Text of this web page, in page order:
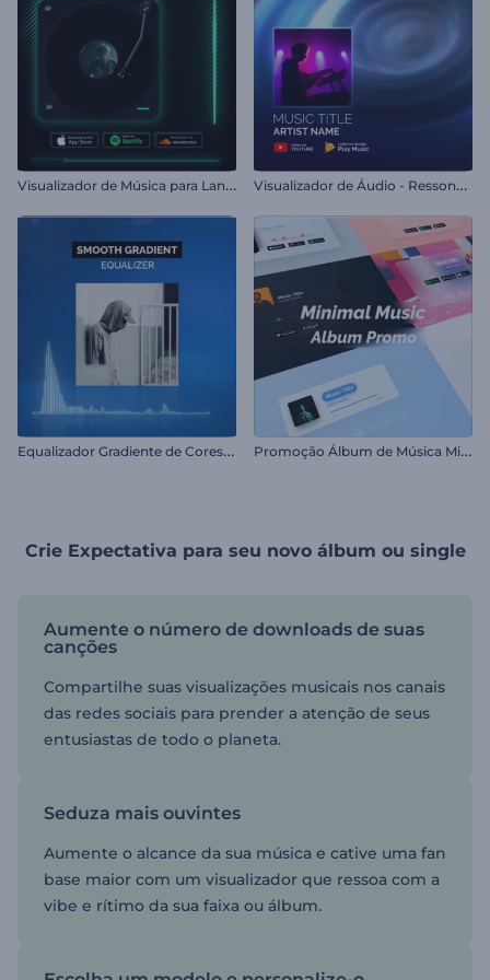
V
isualizador de Música para Lançamentos V
isualizador de Áudio - Ressonância Sonora
E
qualizador Gradiente de Cores Suave P
romoção Álbum de Música Minimalista
Crie Expectativa para seu novo álbum ou single
Aumente o número de downloads de suas
canções
Compartilhe suas visualizações musicais nos canais
das redes sociais para prender a atenção de seus
entusiastas de todo o planeta.
Seduza mais ouvintes
Aumente o alcance da sua música e cative uma fan
base maior com um visualizador que ressoa com a
vibe e rítimo da sua faixa ou álbum.